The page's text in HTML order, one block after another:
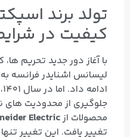
تولد برند
کیفیت در
با آغاز دور جدید تحریم‌
لیسانس اشنایدر فرانسه
جلوگیری از محدودیت‌ های
محصولات ازElectric
تغییر یافت. این تغییر تنها